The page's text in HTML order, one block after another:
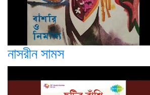
নাসরীন সামস